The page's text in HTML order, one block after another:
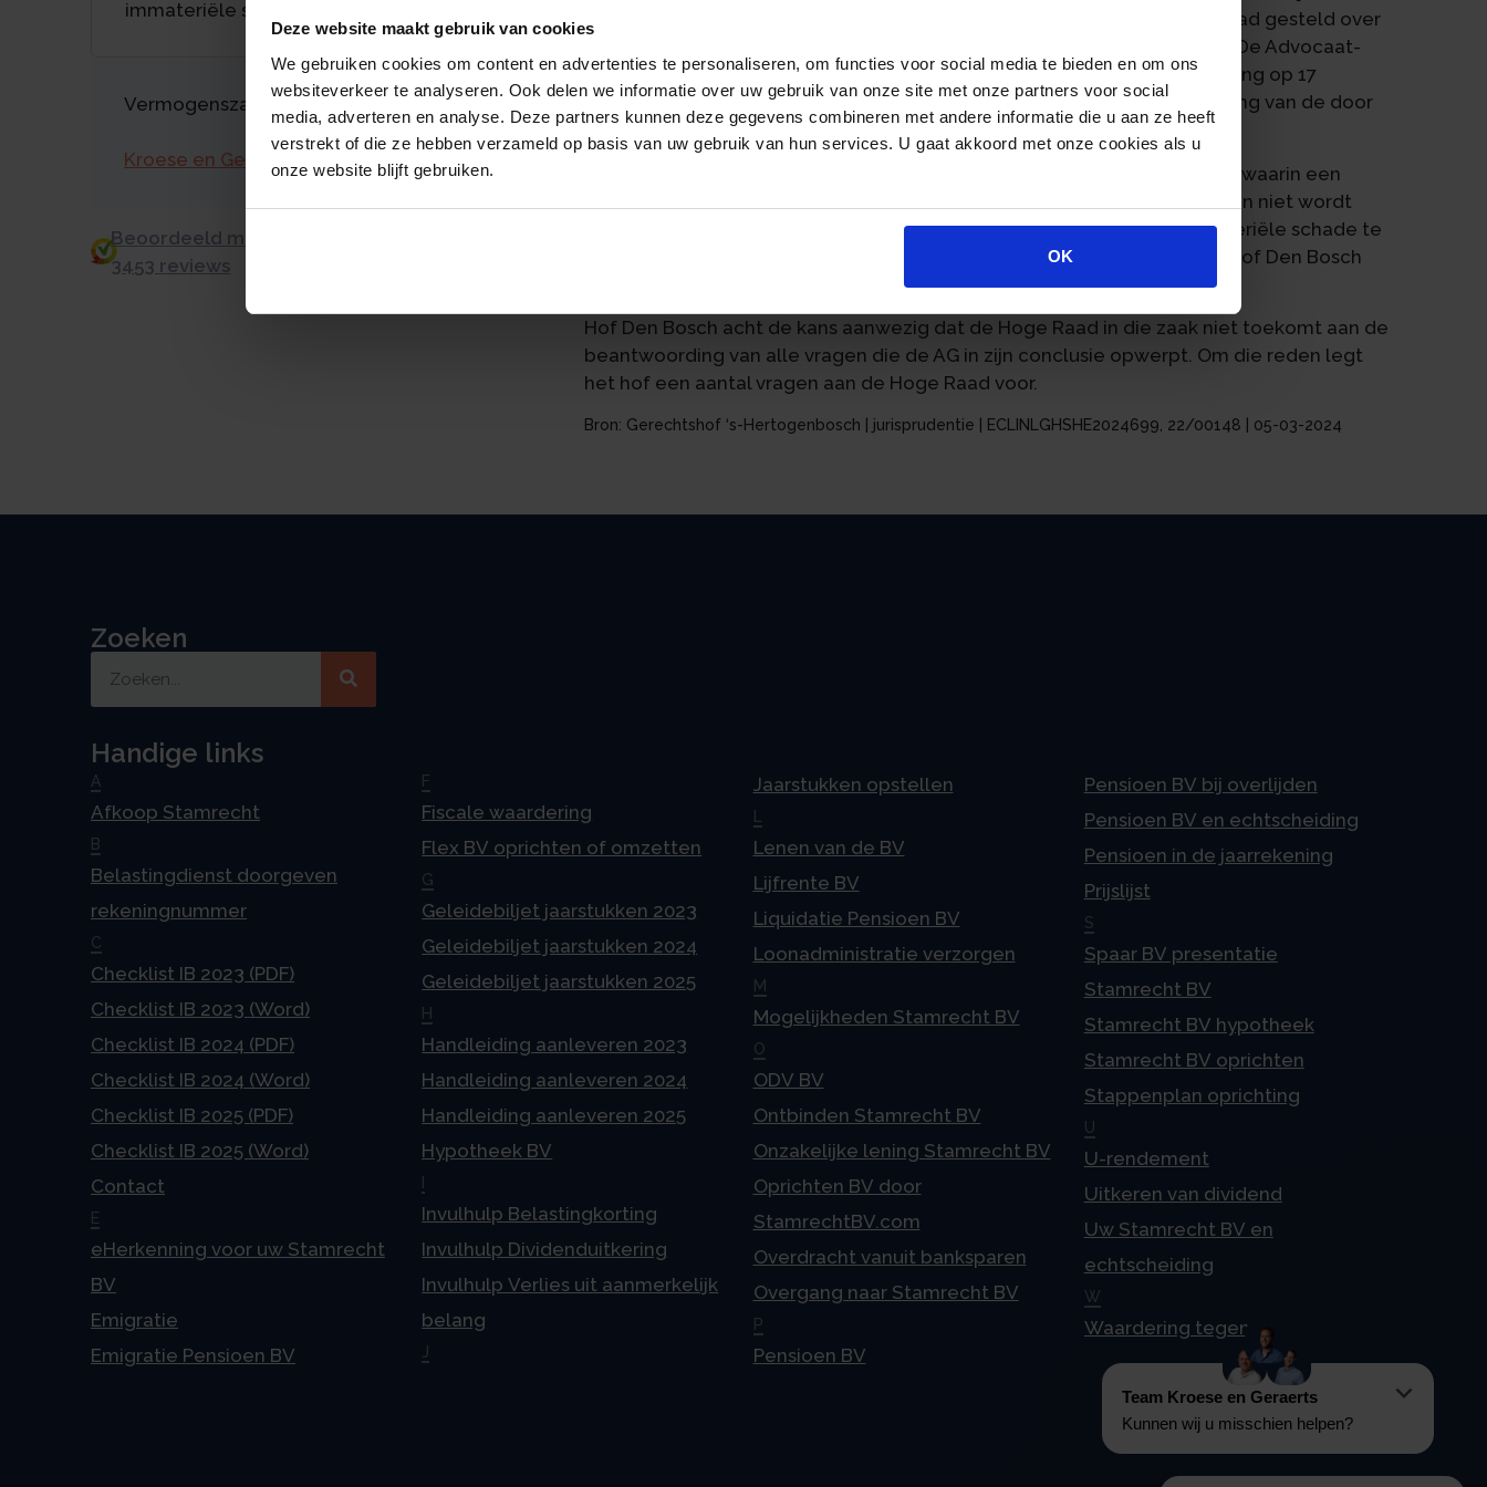
Deze website maakt gebruik van cookies
We gebruiken cookies om content en advertenties te personaliseren, om functies voor social media te bieden en om ons
websiteverkeer te analyseren. Ook delen we informatie over uw gebruik van onze site met onze partners voor social
media, adverteren en analyse. Deze partners kunnen deze gegevens combineren met andere informatie die u aan ze heeft
verstrekt of die ze hebben verzameld op basis van uw gebruik van hun services. U gaat akkoord met onze cookies als u
onze website blijft gebruiken.
OK
immateriële schade
Vermogenszaken goed regelen?
Kroese en Geraerts
Beoordeeld met een 9.0 uit 10 op basis van
3453 reviews
overschreden. Hof Den Bosch heeft prejudiciële vragen aan de Hoge Raad gesteld over
de vergoeding van immateriële schade bij geringe financiële belangen. De Advocaat-
generaal bij de Hoge Raad (AG) heeft over de hoogte van deze vergoeding op 17
november 2023 een conclusie uitgebracht. Hij bepleit een forse verhoging van de door
de Hoge Raad vastgestelde grens van € 15.
Die grens is moeilijk te verenigen met de rechtspraak van de Hoge Raad waarin een
boete van niet meer dan € 1.000 bij overschrijding van de redelijke termijn niet wordt
verlaagd. De AG adviseert de Hoge Raad om de vergoeding voor immateriële schade te
maximeren op het financiële belang van de zaak. In de procedure voor Hof Den Bosch
bedraagt het financiële belang € 116.
Hof Den Bosch acht de kans aanwezig dat de Hoge Raad in die zaak niet toekomt aan de
beantwoording van alle vragen die de AG in zijn conclusie opwerpt. Om die reden legt
het hof een aantal vragen aan de Hoge Raad voor.
Bron: Gerechtshof ‘s-Hertogenbosch | jurisprudentie | ECLINLGHSHE2024699, 22/00148 | 05-03-2024
Zoeken
Handige links
A
Afkoop Stamrecht
B
Belastingdienst doorgeven
rekeningnummer
C
Checklist IB 2023 (PDF)
Checklist IB 2023 (Word)
Checklist IB 2024 (PDF)
Checklist IB 2024 (Word)
Checklist IB 2025 (PDF)
Checklist IB 2025 (Word)
Contact
E
eHerkenning voor uw Stamrecht
BV
Emigratie
Emigratie Pensioen BV
F
Fiscale waardering
Flex BV oprichten of omzetten
G
Geleidebiljet jaarstukken 2023
Geleidebiljet jaarstukken 2024
Geleidebiljet jaarstukken 2025
H
Handleiding aanleveren 2023
Handleiding aanleveren 2024
Handleiding aanleveren 2025
Hypotheek BV
I
Invulhulp Belastingkorting
Invulhulp Dividenduitkering
Invulhulp Verlies uit aanmerkelijk
belang
J
Jaarstukken opstellen
L
Lenen van de BV
Lijfrente BV
Liquidatie Pensioen BV
Loonadministratie verzorgen
M
Mogelijkheden Stamrecht BV
O
ODV BV
Ontbinden Stamrecht BV
Onzakelijke lening Stamrecht BV
Oprichten BV door
StamrechtBV.com
Overdracht vanuit banksparen
Overgang naar Stamrecht BV
P
Pensioen BV
Pensioen BV bij overlijden
Pensioen BV en echtscheiding
Pensioen in de jaarrekening
Prijslijst
S
Spaar BV presentatie
Stamrecht BV
Stamrecht BV hypotheek
Stamrecht BV oprichten
Stappenplan oprichting
U
U-rendement
Uitkeren van dividend
Uw Stamrecht BV en
echtscheiding
W
Waardering tegen 4%